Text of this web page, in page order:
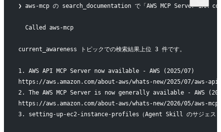
❯ aws-mcp の search_documentation で「AWS MCP Server IAM
  Called aws-mcp
current_awareness トピックでの検索結果上位 3 件です。
1. AWS API MCP Server now available - AWS (2025/07)
https://aws.amazon.com/about-aws/whats-new/2025/07/aws-
2. The AWS MCP Server is now generally available - AWS
https://aws.amazon.com/about-aws/whats-new/2026/05/aws-
3. setting-up-ec2-instance-profiles（Agent Skill のサジェスト